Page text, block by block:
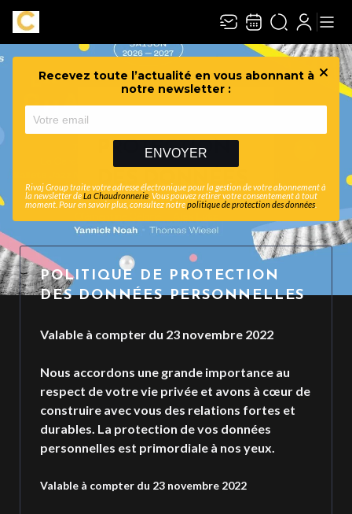
Recevez toute l’actualité en vous abonnant à
notre newsletter :
ENVOYER
Rivaj Group traite votre adresse électronique pour la gestion de votre abonnement à
la newsletter deLa Chaudronnerie . Vous pouvez retirer votre consentement à tout
moment. Pour en savoir plus, consultez notrepolitique de protection des données
PROTECTION
DES DONNÉES
POLITIQUE DE PROTECTION
DES DONNÉES PERSONNELLES
Valable à compter du 23 novembre 2022
Nous accordons une grande importance au
respect de votre vie privée et avons à cœur de
construire avec vous des relations fortes et
durables. La protection de vos données
personnelles est primordiale à nos yeux.
Valable à compter du 23 novembre 2022